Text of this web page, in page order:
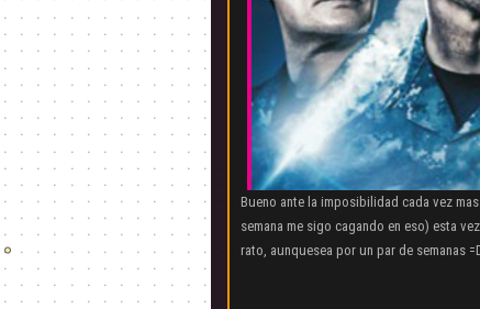
Bueno ante la imposibilidad cada vez
semana me sigo cagando en eso) esta
rato, aunquesea por un par de semanas